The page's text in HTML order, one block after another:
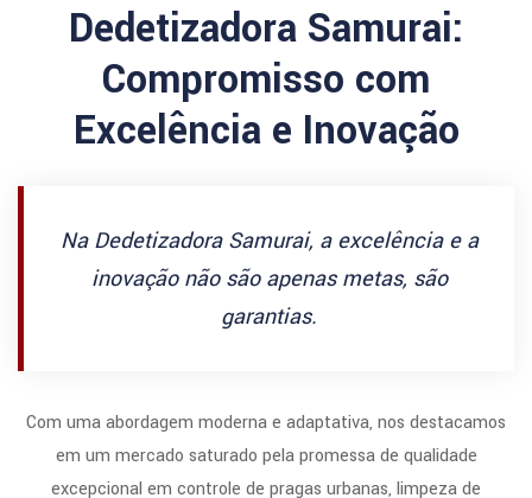
Dedetizadora Samurai:
Compromisso com
Excelência e Inovação
Na Dedetizadora Samurai, a excelência e a
inovação não são apenas metas, são
garantias.
Com uma abordagem moderna e adaptativa, nos destacamos
em um mercado saturado pela promessa de qualidade
excepcional em controle de pragas urbanas, limpeza de